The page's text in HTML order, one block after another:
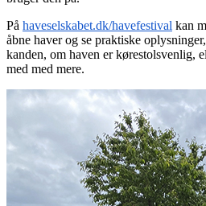
På haveselskabet.dk/havefestival kan
åbne haver og se praktiske
kanden, om haven er kørestolsvenlig,
med med mere.